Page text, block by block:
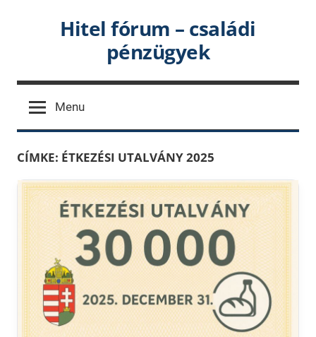
Hitel fórum – családi
pénzügyek
Menu
CÍMKE: ÉTKEZÉSI UTALVÁNY 2025